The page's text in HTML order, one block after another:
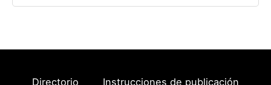
Directorio
Instrucciones de publicación